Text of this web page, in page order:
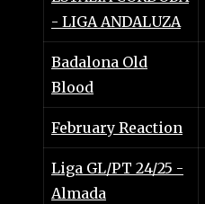
- LIGA ANDALUZA
Badalona Old
Blood
February Reaction
Liga GL/PT 24/25 -
Almada